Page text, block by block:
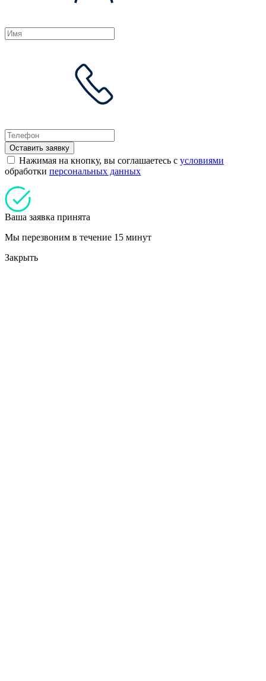
Оставить заявку
Нажимая на кнопку, вы соглашаетесь с условиями
обработки персональных данных
Ваша заявка принята
Мы перезвоним в течение 15 минут
Закрыть